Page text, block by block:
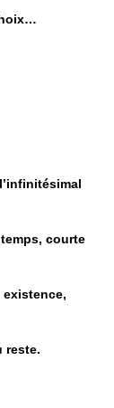
courte
existence,
reste.